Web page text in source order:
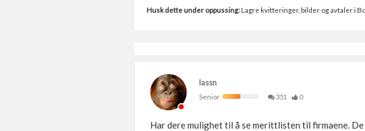
Husk dette under oppussing:Lagre kvitteringer, bilder og avtaler i
lassn
Senior
351 0
Har dere mulighet til å se merittlisten til firmaene.